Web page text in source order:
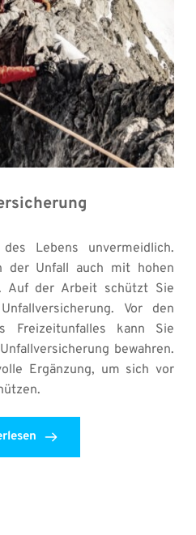
Lebens unvermeidlich.
der Unfall auch mit hohen
Auf der Arbeit schützt Sie
Vor den
Freizeitunfalles kann Sie
bewahren.
Ergänzung, um sich vor